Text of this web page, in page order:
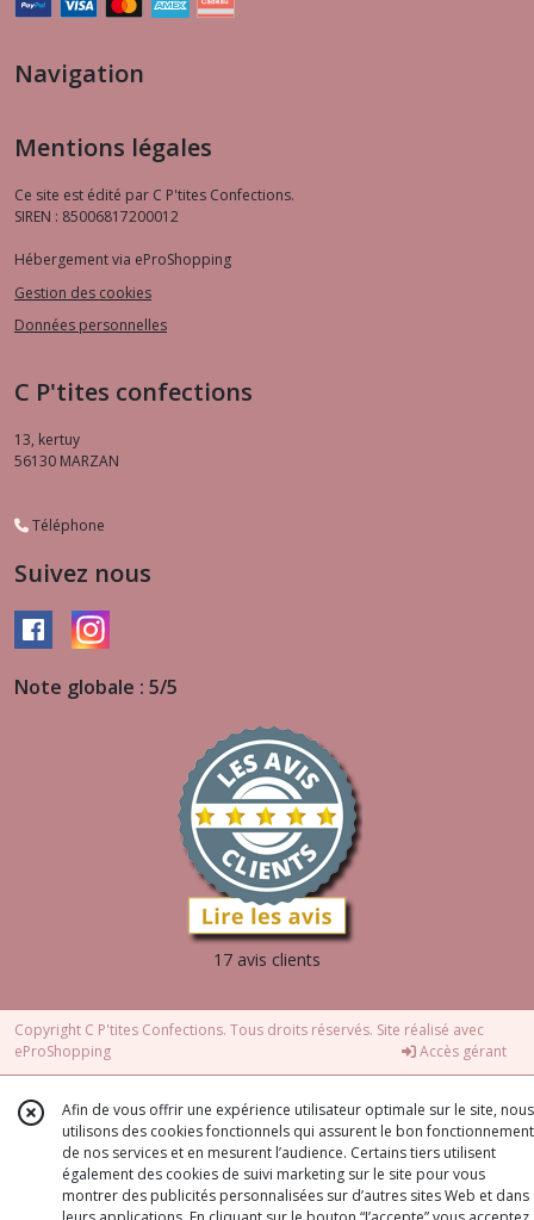
Navigation
Mentions légales
Ce site est édité par C P'tites Confections.
SIREN : 85006817200012
Hébergement via eProShopping
Gestion des cookies
Données personnelles
C P'tites confections
13, kertuy
56130 MARZAN
Téléphone
Suivez nous
Note globale : 5/5
17 avis clients
Copyright C P'tites Confections. Tous droits réservés. Site réalisé avec
eProShopping
Accès gérant
Afin de vous offrir une expérience utilisateur optimale sur le site, nous
utilisons des cookies fonctionnels qui assurent le bon fonctionnement
de nos services et en mesurent l’audience. Certains tiers utilisent
également des cookies de suivi marketing sur le site pour vous
montrer des publicités personnalisées sur d’autres sites Web et dans